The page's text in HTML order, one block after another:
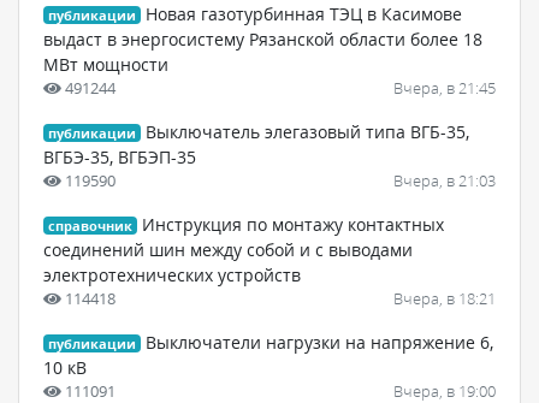
публикации
Новая газотурбинная ТЭЦ в Касимове
выдаст в энергосистему Рязанской области более 18
МВт мощности
491244 Вчера, в 21:45
публикации
Выключатель элегазовый типа ВГБ-35,
ВГБЭ-35, ВГБЭП-35
119590 Вчера, в 21:03
справочник
Инструкция по монтажу контактных
соединений шин между собой и с выводами
электротехнических устройств
114418 Вчера, в 18:21
публикации
Выключатели нагрузки на напряжение 6,
10 кВ
111091 Вчера, в 19:00